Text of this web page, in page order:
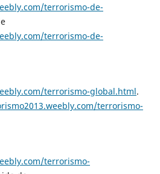
terrorismo-de-
terrorismo-de-
terrorismo-global.html.
terrorismo-
terrorismo-